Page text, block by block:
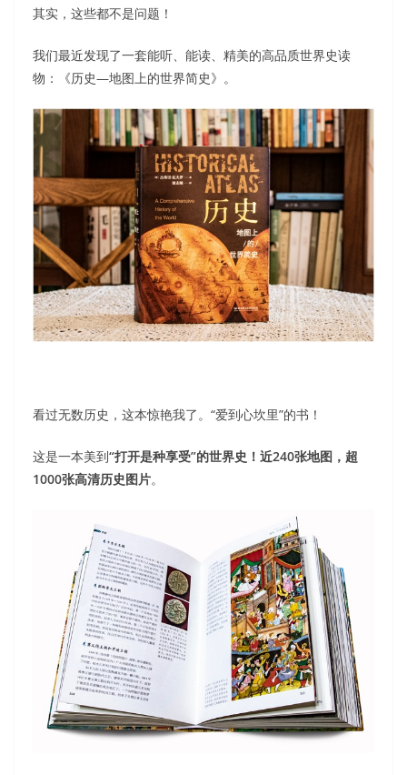
其实，这些都不是问题！
我们最近发现了一套能听、能读、精美的高品质世界史读
物：《历史—地图上的世界简史》。
看过无数历史，这本惊艳我了。“爱到心坎里”的书！
这是一本美到“打开是种享受”的世界史！近240张地图，超
1000张高清历史图片。